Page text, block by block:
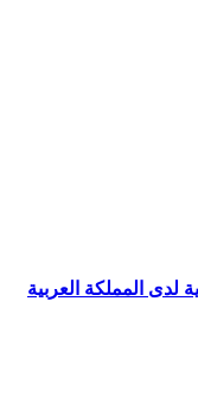
لدى المملكة العربية